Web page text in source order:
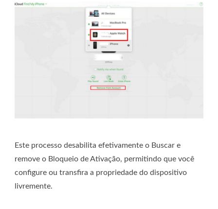
Este processo desabilita efetivamente o Buscar e
remove o Bloqueio de Ativação, permitindo que você
configure ou transfira a propriedade do dispositivo
livremente.